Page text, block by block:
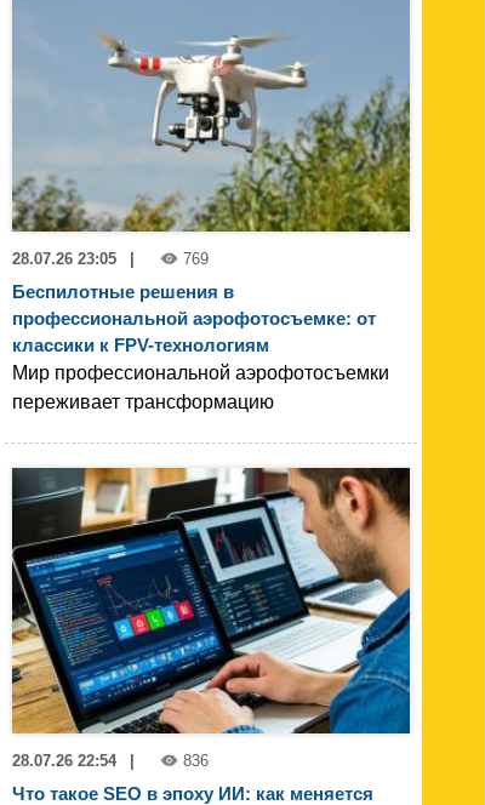
28.07.26 23:05 769
Беспилотные решения в
профессиональной аэрофотосъемке: от
классики к FPV-технологиям
Мир профессиональной аэрофотосъемки
переживает трансформацию
28.07.26 22:54 | 836
Что такое SEO в эпоху ИИ: как меняется